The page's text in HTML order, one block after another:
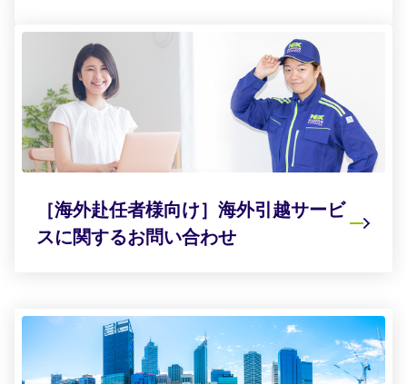
［海外赴任者様向け］海外引越サービ
スに関するお問い合わせ